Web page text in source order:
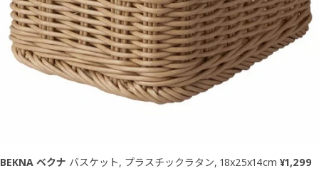
BEKNA ベクナ バスケット, プラスチックラタン, 18x25x14cm ¥1,299